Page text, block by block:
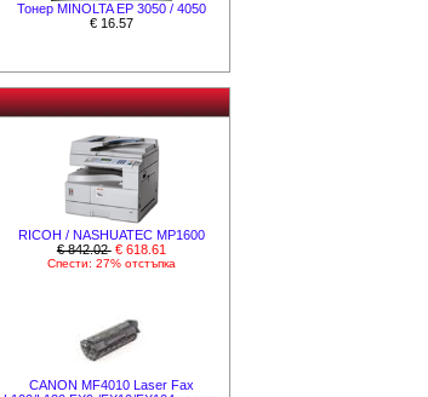
Тонер MINOLTA EP 3050 / 4050
€ 16.57
RICOH / NASHUATEC MP1600
€ 842.02 € 618.61
Спести: 27% отстъпка
CANON MF4010 Laser Fax